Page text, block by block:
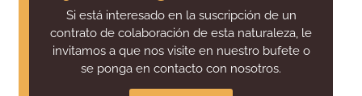
Si está interesado en la suscripción de un
contrato de colaboración de esta naturaleza, le
invitamos a que nos visite en nuestro bufete o
se ponga en contacto con nosotros.